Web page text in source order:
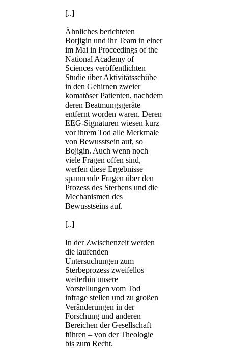
[..]
Ähnliches berichteten
Borjigin und ihr Team in einer
im Mai in Proceedings of the
National Academy of
Sciences veröffentlichten
Studie über Aktivitätsschübe
in den Gehirnen zweier
komatöser Patienten, nachdem
deren Beatmungsgeräte
entfernt worden waren. Deren
EEG-Signaturen wiesen kurz
vor ihrem Tod alle Merkmale
von Bewusstsein auf, so
Bojigin. Auch wenn noch
viele Fragen offen sind,
werfen diese Ergebnisse
spannende Fragen über den
Prozess des Sterbens und die
Mechanismen des
Bewusstseins auf.
[..]
In der Zwischenzeit werden
die laufenden
Untersuchungen zum
Sterbeprozess zweifellos
weiterhin unsere
Vorstellungen vom Tod
infrage stellen und zu großen
Veränderungen in der
Forschung und anderen
Bereichen der Gesellschaft
führen – von der Theologie
bis zum Recht.